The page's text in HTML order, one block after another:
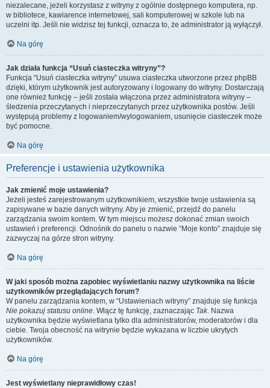
niezalecane, jeżeli korzystasz z witryny z ogólnie dostępnego komputera, np.
w bibliotece, kawiarence internetowej, sali komputerowej w szkole lub na
uczelni itp. Jeśli nie widzisz tej funkcji, oznacza to, że administrator ją wyłączył.
Na górę
Jak działa funkcja “Usuń ciasteczka witryny”?
Funkcja “Usuń ciasteczka witryny” usuwa ciasteczka utworzone przez phpBB
dzięki, którym użytkownik jest autoryzowany i logowany do witryny. Dostarczają
one również funkcję – jeśli została włączona przez administratora witryny –
śledzenia przeczytanych i nieprzeczytanych przez użytkownika postów. Jeśli
występują problemy z logowaniem/wylogowaniem, usunięcie ciasteczek może
być pomocne.
Na górę
Preferencje i ustawienia użytkownika
Jak zmienić moje ustawienia?
Jeżeli jesteś zarejestrowanym użytkownikiem, wszystkie twoje ustawienia są
zapisywane w bazie danych witryny. Aby je zmienić, przejdź do panelu
zarządzania swoim kontem. W tym miejscu możesz dokonać zmian swoich
ustawień i preferencji. Odnośnik do panelu o nazwie “Moje konto” znajduje się
zazwyczaj na górze stron witryny.
Na górę
W jaki sposób można zapobiec wyświetlaniu nazwy użytkownika na liście
użytkowników przeglądających forum?
W panelu zarządzania kontem, w “Ustawieniach witryny” znajduje się funkcja
Nie pokazuj statusu online. Włącz tę funkcję, zaznaczając Tak. Nazwa
użytkownika będzie wyświetlana tylko dla administratorów, moderatorów i dla
ciebie. Twoja obecność na witrynie będzie wykazana w liczbie ukrytych
użytkowników.
Na górę
Jest wyświetlany nieprawidłowy czas!